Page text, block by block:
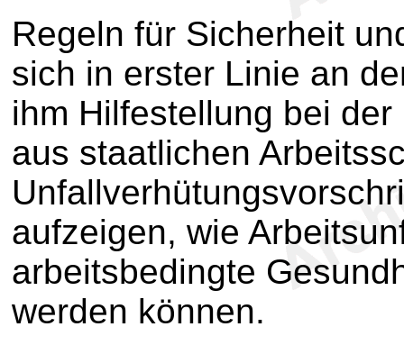
Regeln für Sicherheit
sich in erster Linie an
ihm Hilfestellung bei
aus staatlichen
aufzeigen, wie
arbeitsbedingte
werden können.